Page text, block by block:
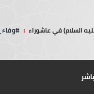
السلام) في عاشوراء :